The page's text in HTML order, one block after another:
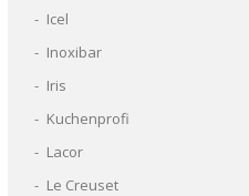
Icel
Inoxibar
Iris
Kuchenprofi
Lacor
Le Creuset